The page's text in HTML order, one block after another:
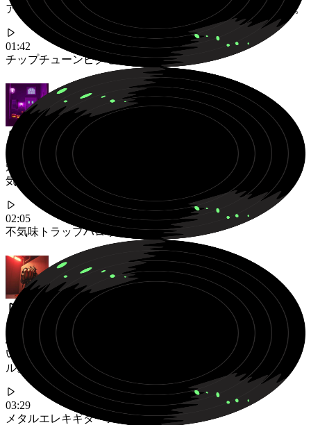
アンセム。ピクセル化された校庭でのラップバトルに最適。
01:42
チップチューンピクセルハッピー
短調のピアノ、雷の効果音、スライドする808を備えた、不
気味な「スプーキー・マンス」トラップビート。
02:05
不気味 トラップハロウィン
怒れるライバルのための、ヘビーなエレキギターリフと激し
いドラムが特徴のアグレッシブなインダストリアル・メタ
ル。
03:29
メタルエレキギターアグレッシブ